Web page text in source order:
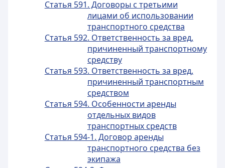
Статья 591. Договоры с третьими
лицами об использовании
транспортного средства
Статья 592. Ответственность за вред,
причиненный транспортному
средству
Статья 593. Ответственность за вред,
причиненный транспортным
средством
Статья 594. Особенности аренды
отдельных видов
транспортных средств
Статья 594-1. Договор аренды
транспортного средства без
экипажа